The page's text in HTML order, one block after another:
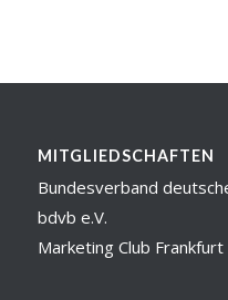
MITGLIEDSCHAFTEN
Bundesverband
bdvb e.V.
Marketing Club Frankfurt